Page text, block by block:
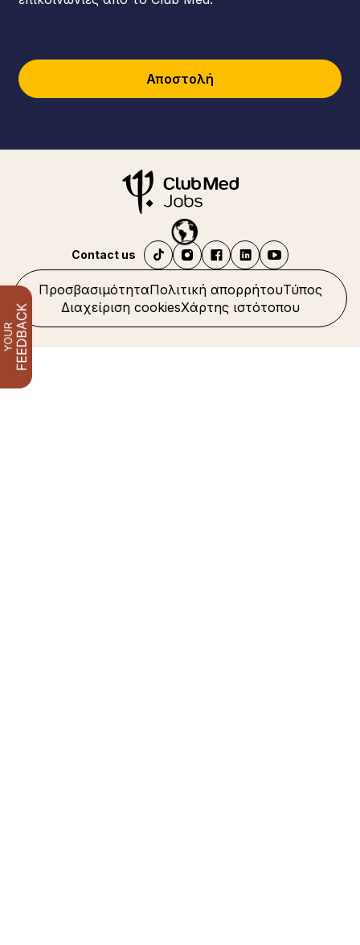
Αποστολή
ΠροσβασιμότηταΠολιτική απορρήτουΤύπος
Διαχείριση cookiesΧάρτης ιστότοπου
Contact us